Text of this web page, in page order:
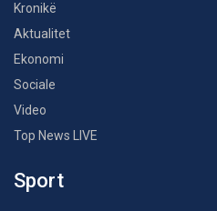
Kronikë
Aktualitet
Ekonomi
Sociale
Video
Top News LIVE
Sport